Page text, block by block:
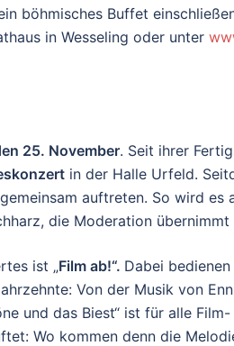
böhmisches Buffet
in Wesseling oder unter
25. November. Seit ihrer
in der Halle Urfeld.
auftreten. So wird es
die Moderation übernimmt
ist „Film ab!“. Dabei
Von der Musik von
und das Biest“ ist für alle
Wo kommen denn die